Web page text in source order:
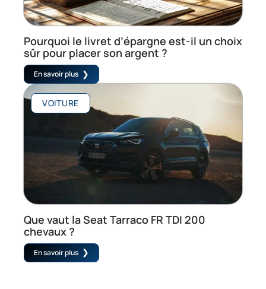
Pourquoi le livret d’épargne est-il un choix
sûr pour placer son argent ?
En savoir plus
VOITURE
Que vaut la Seat Tarraco FR TDI 200
chevaux ?
En savoir plus